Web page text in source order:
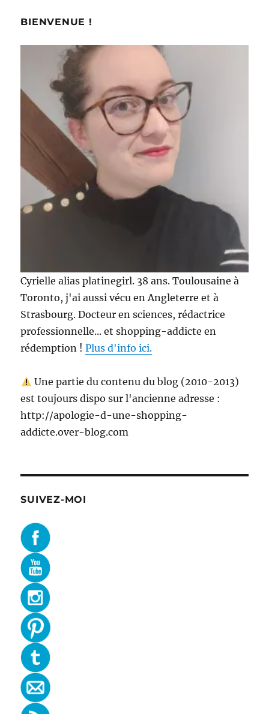
BIENVENUE !
Cyrielle alias platinegirl. 38 ans. Toulousaine à
Toronto, j'ai aussi vécu en Angleterre et à
Strasbourg. Docteur en sciences, rédactrice
professionnelle... et shopping-addicte en
rédemption !Plus d'info ici.
Une partie du contenu du blog (2010-2013)
est toujours dispo sur l'ancienne adresse :
http://apologie-d-une-shopping-
addicte.over-blog.com
SUIVEZ-MOI